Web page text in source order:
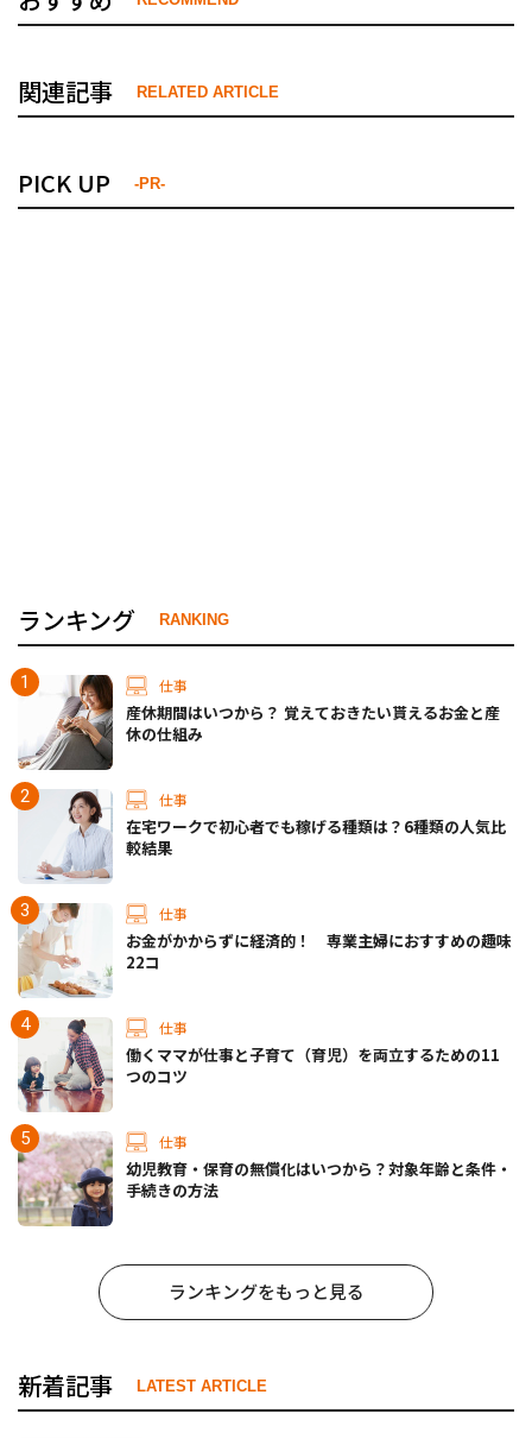
関連記事 RELATED ARTICLE
PICK UP -PR-
ランキング RANKING
仕事
産休期間はいつから？ 覚えておきたい貰えるお金と産
休の仕組み
仕事
在宅ワークで初心者でも稼げる種類は？6種類の人気比
較結果
仕事
お金がかからずに経済的！ 専業主婦におすすめの趣味
22コ
仕事
働くママが仕事と子育て（育児）を両立するための11
つのコツ
仕事
幼児教育・保育の無償化はいつから？対象年齢と条件・
手続きの方法
ランキングをもっと見る
新着記事 LATEST ARTICLE